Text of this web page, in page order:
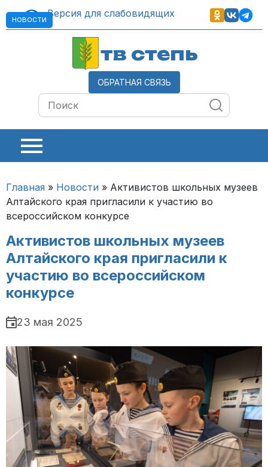
Версия для слабовидящих
тв степь
ОБРАТНАЯ СВЯЗЬ
Главная » Новости » Активистов школьных музеев
Алтайского края пригласили к участию во
всероссийском конкурсе
Активистов школьных музеев
Алтайского края пригласили к
участию во всероссийском
конкурсе
НОВОСТИ
23 мая 2025